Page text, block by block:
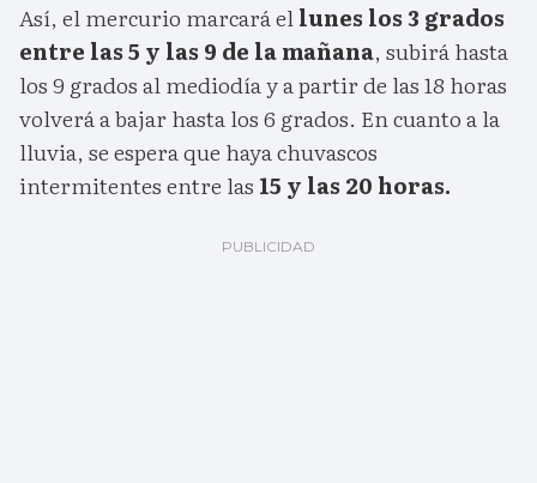
Así, el mercurio marcará ellunes los 3 grados
entre las 5 y las 9 de la mañana, subirá hasta
los 9 grados al mediodía y a partir de las 18 horas
volverá a bajar hasta los 6 grados. En cuanto a la
lluvia, se espera que haya chuvascos
intermitentes entre las 15 y las 20 horas.